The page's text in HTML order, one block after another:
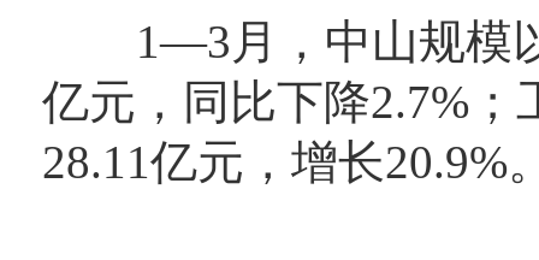
1—3月，中山规模以
亿元，同比下降2.7%；
28.11亿元，增长20.9%